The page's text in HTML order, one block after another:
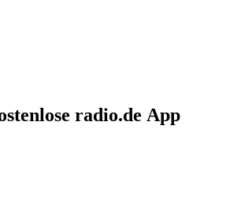
radio.de App